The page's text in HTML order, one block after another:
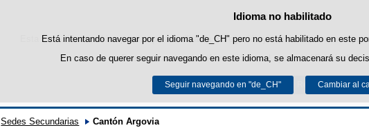
Política de cookies
Esta web utiliza cookies propias para facilitar la navegación y cookies de terceros
Puede obtener más información en el apartado "Cookies" de
Aceptar Rechazar
Idioma no habilitado
Está intentando navegar por el idioma "de_CH" pero no está habilitado en este
En caso de querer seguir navegando en este idioma, se almacenará su
Seguir navegando en "de_CH" Cambiar al
Saltar al contenido
ALCE-Berna
Sedes Secundarias Cantón Argovia